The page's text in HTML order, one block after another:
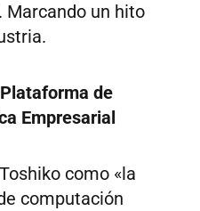
Marcando un hito
de
Empresarial
como «la
computación